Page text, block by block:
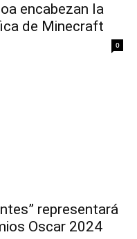
encabezan la
de Minecraft
0
representará
Oscar 2024